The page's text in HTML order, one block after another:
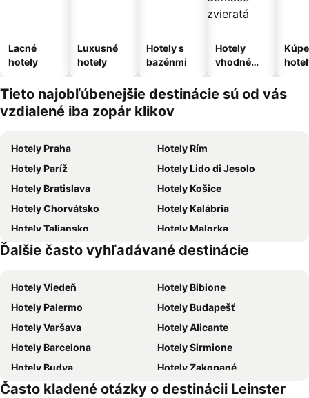
Lacné
hotely
Luxusné
hotely
Hotely s
bazénmi
Hotely
vhodné
domáce
zvieratá
Tieto najobľúbenejšie destinácie sú od vás
vzdialené iba zopár klikov
Hotely Praha
Hotely Rím
Hotely Paríž
Hotely Lido di Jesolo
Hotely Bratislava
Hotely Košice
Hotely Chorvátsko
Hotely Kalábria
Hotely Taliansko
Hotely Malorka
Hotely Slovensko
Hotely Slovinsko
Ďalšie často vyhľadávané destinácie
Hotely Viedeň
Hotely Bibione
Hotely Palermo
Hotely Budapešť
Hotely Varšava
Hotely Alicante
Hotely Barcelona
Hotely Sirmione
Hotely Budva
Hotely Zakopané
Hotely Naples
Hotely Crikvenica
Často kladené otázky o destinácii Leinster